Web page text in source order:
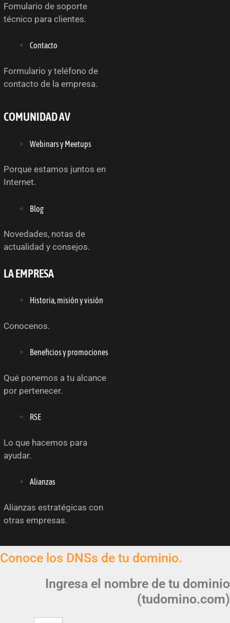
Fomulario de soporte
técnico para clientes.
Contacto
Formulario y teléfono de
contacto de la empresa.
COMUNIDAD AV
Webinars y Meetups
Porque estamos juntos en
Internet.
Blog
Novedades, notas de
actualidad y consejos.
LA EMPRESA
Historia, misión y visión
Conocenos.
Beneficios y promociones
Qué ponemos a tu alcance
por pertenecer.
RSE
Lo que hacemos para
ayudar.
Alianzas
Alianzas estratégicas con
otras empresas.
Conoce los DNSs de tu dominio.
Ingresa el nombre de tu dominio
(tudomino.com)